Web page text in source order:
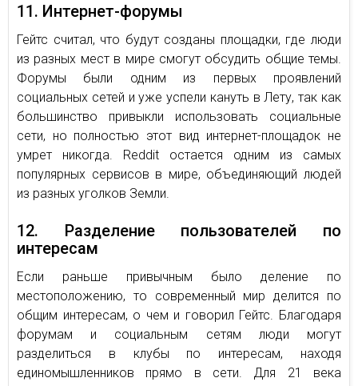
11. Интернет-форумы
Гейтс считал, что будут созданы площадки, где люди
из разных мест в мире смогут обсудить общие темы.
Форумы были одним из первых проявлений
социальных сетей и уже успели кануть в Лету, так как
большинство привыкли использовать социальные
сети, но полностью этот вид интернет-площадок не
умрет никогда. Reddit остается одним из самых
популярных сервисов в мире, объединяющий людей
из разных уголков Земли.
12. Разделение пользователей по
интересам
Если раньше привычным было деление по
местоположению, то современный мир делится по
общим интересам, о чем и говорил Гейтс. Благодаря
форумам и социальным сетям люди могут
разделиться в клубы по интересам, находя
единомышленников прямо в сети. Для 21 века